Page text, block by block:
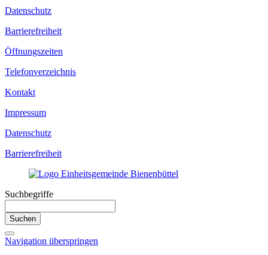
Datenschutz
Barrierefreiheit
Öffnungszeiten
Telefonverzeichnis
Kontakt
Impressum
Datenschutz
Barrierefreiheit
Suchbegriffe
Suchen
Navigation überspringen